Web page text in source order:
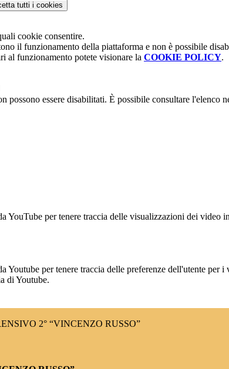
tutti i cookies
cookie consentire.
il funzionamento della piattaforma e non è possibile
al funzionamento potete visionare la COOKIE POLICY.
possono essere disabilitati. È possibile consultare l'elenco
YouTube per tenere traccia delle visualizzazioni dei video
Youtube per tenere traccia delle preferenze dell'utente
di Youtube.
2° “VINCENZO RUSSO”